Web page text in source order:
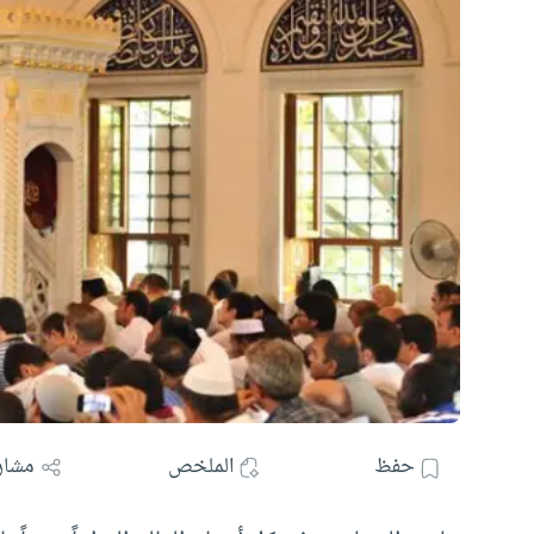
حفظ الملخص